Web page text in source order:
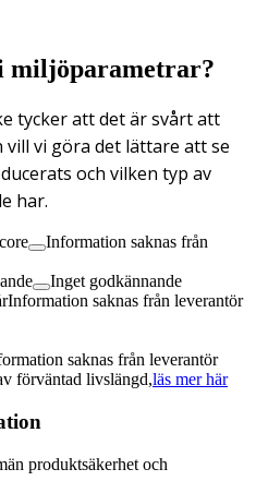
miljöparametrar?
tycker att det är svårt att
vill vi göra det lättare att se
och vilken typ av
har.
Information saknas från
Inget godkännande
Information saknas från leverantör
saknas från leverantör
förväntad livslängd,läs mer här
produktsäkerhet och